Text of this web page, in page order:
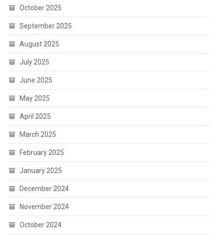
October 2025
September 2025
August 2025
July 2025
June 2025
May 2025
April 2025
March 2025
February 2025
January 2025
December 2024
November 2024
October 2024